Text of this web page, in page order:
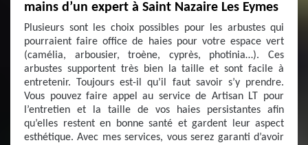
mains d’un expert à Saint Nazaire Les Eymes
Plusieurs sont les choix possibles pour les arbustes qui
pourraient faire office de haies pour votre espace vert
(camélia, arbousier, troène, cyprès, photinia…). Ces
arbustes supportent très bien la taille et sont facile à
entretenir. Toujours est-il qu’il faut savoir s’y prendre.
Vous pouvez faire appel au service de Artisan LT pour
l’entretien et la taille de vos haies persistantes afin
qu’elles restent en bonne santé et gardent leur aspect
esthétique. Avec mes services, vous serez garanti d’avoir